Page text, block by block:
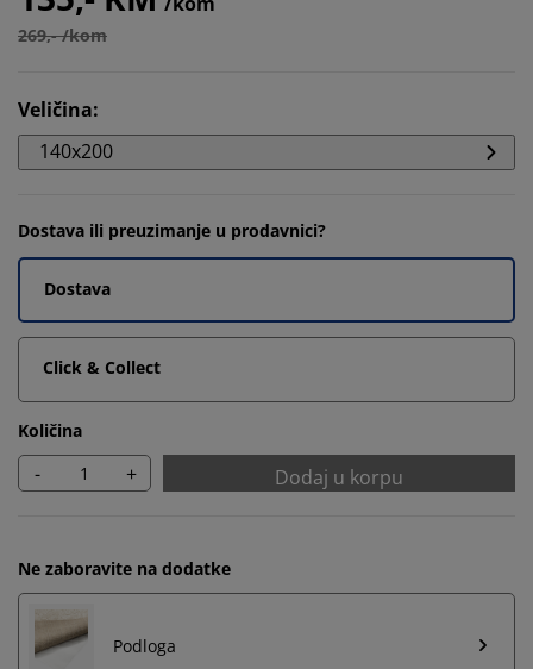
269,- /kom
Veličina:
140x200
Dostava ili preuzimanje u prodavnici?
Dostava
Click & Collect
Količina
- + Dodaj u korpu
Ne zaboravite na dodatke
Podloga